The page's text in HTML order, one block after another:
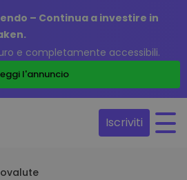
– Continua a investire in
e completamente accessibili.
l'annuncio
Iscriviti